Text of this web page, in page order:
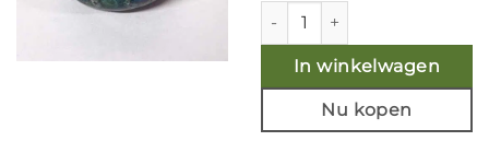
Chrysokolla (steen)- CINT
In winkelwagen
Nu kopen